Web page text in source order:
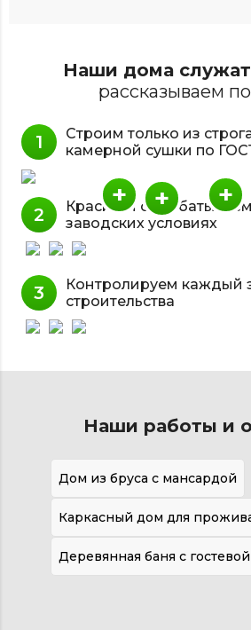
Наши дома служат
рассказываем
Строим только из
камерной сушки по
+ +
+
Красим и
заводских условиях
Контролируем каждый
строительства
Наши работы и
Дом из бруса с мансардой
Каркасный дом для
Деревянная баня с